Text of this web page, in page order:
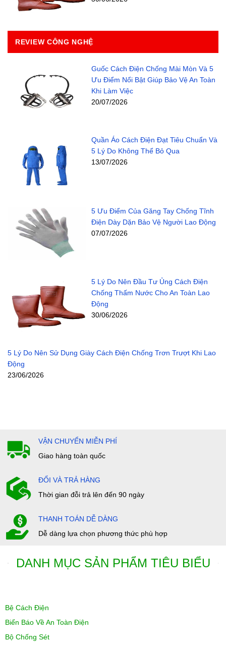
REVIEW CÔNG NGHỆ
Guốc Cách Điện Chống Mài Mòn Và 5
Ưu Điểm Nổi Bật Giúp Bảo Vệ An Toàn
Khi Làm Việc
20/07/2026
Quần Áo Cách Điện Đạt Tiêu Chuẩn Và
5 Lý Do Không Thể Bỏ Qua
13/07/2026
5 Ưu Điểm Của Găng Tay Chống Tĩnh
Điện Dày Dặn Bảo Vệ Người Lao Động
07/07/2026
5 Lý Do Nên Đầu Tư Ủng Cách Điện
Chống Thấm Nước Cho An Toàn Lao
Động
30/06/2026
5 Lý Do Nên Sử Dụng Giày Cách Điện Chống Trơn Trượt Khi Lao
Động
23/06/2026
VẬN CHUYỂN MIỄN PHÍ
Giao hàng toàn quốc
ĐỔI VÀ TRẢ HÀNG
Thời gian đỗi trả lên đến 90 ngày
THANH TOÁN DỄ DÀNG
Dễ dàng lựa chọn phương thức phù hợp
DANH MỤC SẢN PHẨM TIÊU BIỂU
Bệ Cách Điện
Biển Báo Về An Toàn Điện
Bộ Chống Sét